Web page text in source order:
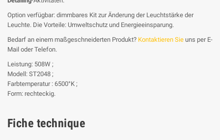
Option verfügbar: dimmbares Kit zur Änderung der Leuchtstärke der
Leuchte. Die Vorteile: Umweltschutz und Energieeinsparung.
Bedarf an einem maßgeschneiderten Produkt? Kontaktieren Sie uns per E-
Mail oder Telefon.
Leistung: 508W ;
Modell: ST2048 ;
Farbtemperatur : 6500°K ;
Form: rechteckig.
Fiche technique